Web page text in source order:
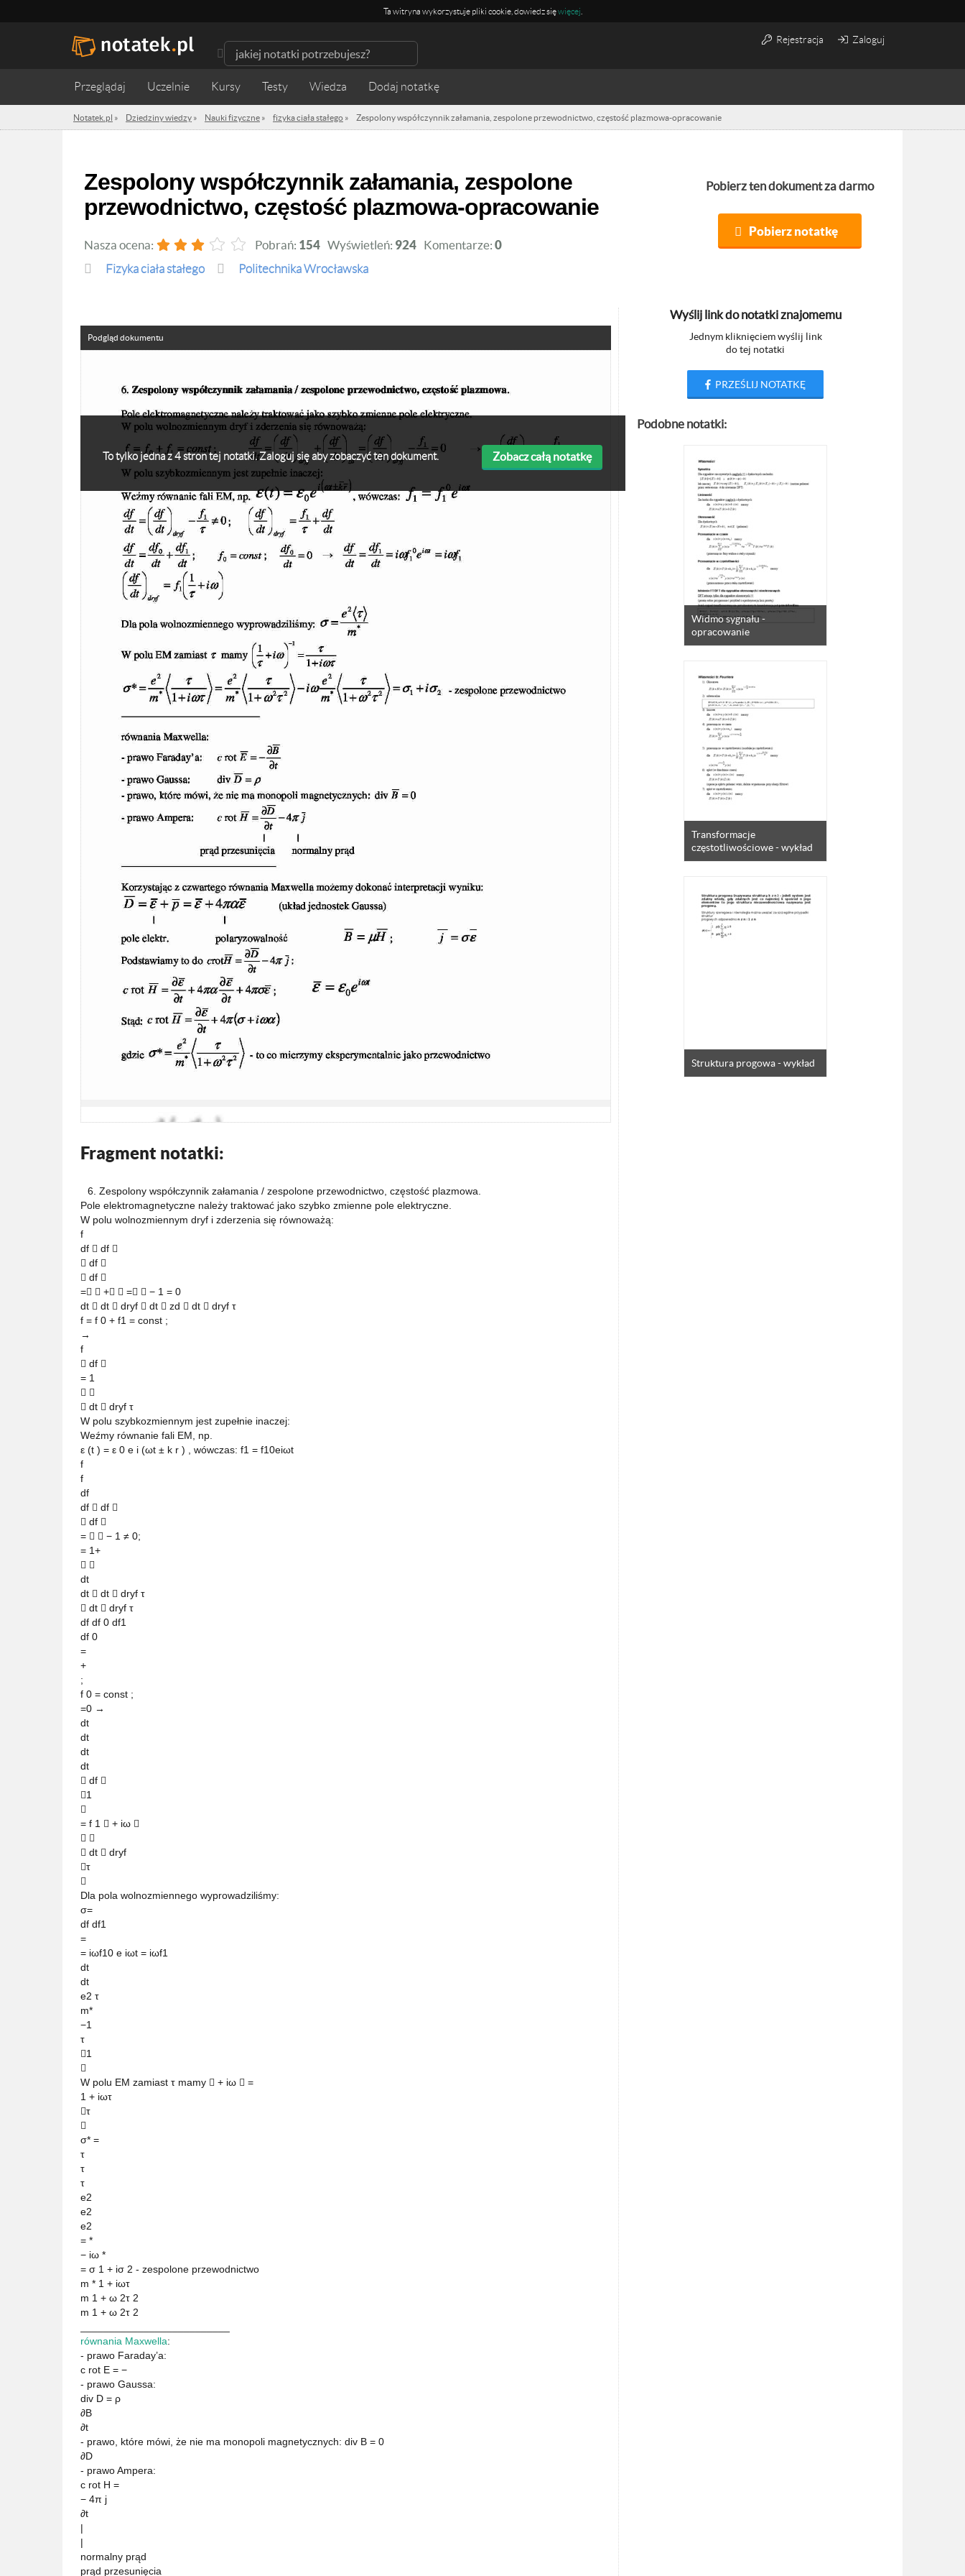
Ta witryna wykorzystuje pliki cookie, dowiedz sięwięcej
Rejestracja Zaloguj
Przeglądaj Uczelnie Kursy Testy Wiedza
Notatek.pl » Dziedziny wiedzy » Nauki fizyczne » fizyka ciała stałego » Zespolony współczynnik załamania, zespolone przewodnictwo, częstość plazmowa-opracowanie
Zespolony współczynnik załamania, zespolone
przewodnictwo, częstość plazmowa-opracowanie
Nasza ocena: Pobrań: 154 Wyświetleń: 924 Komentarze: 0
fizyka ciała stałego Politechnika Wrocławska
Pobierz ten dokument za darmo
Pobierz notatkę
To tylko jedna z 4 stron tej notatki. Zaloguj się aby zobaczyć ten dokument. Zobacz całą notatkę
Podgląd dokumentu
Fragment notatki:
6. Zespolony współczynnik załamania / zespolone przewodnictwo, częstość plazmowa.
Pole elektromagnetyczne należy traktować jako szybko zmienne pole elektryczne.
W polu wolnozmiennym dryf i zderzenia się równoważą:
f
df  df 
 df 
 df 
=  +  =  − 1 = 0
dt  dt  dryf  dt  zd  dt  dryf τ
f = f 0 + f1 = const ;
→
f
 df 
= 1
 
 dt  dryf τ
W polu szybkozmiennym jest zupełnie inaczej:
Weźmy równanie fali EM, np.
ε (t ) = ε 0 e i (ωt ± k r ) , wówczas: f1 = f10eiωt
f
f
df
df  df 
 df 
=   − 1 ≠ 0;
= 1+
 
dt
dt  dt  dryf τ
 dt  dryf τ
df df 0 df1
df 0
=
+
;
f 0 = const ;
=0 →
dt
dt
dt
dt
 df 
1

= f 1  + iω 
 
 dt  dryf
τ

Dla pola wolnozmiennego wyprowadziliśmy:
σ=
df df1
=
= iωf10 e iωt = iωf1
dt
dt
e2 τ
m*
−1
τ
1

W polu EM zamiast τ mamy  + iω  =
1 + iωτ
τ

σ* =
τ
τ
τ
e2
e2
e2
= *
− iω *
= σ 1 + iσ 2 - zespolone przewodnictwo
m * 1 + iωτ
m 1 + ω 2τ 2
m 1 + ω 2τ 2
równania Maxwella:
- prawo Faraday’a:
c rot E = −
- prawo Gaussa:
div D = ρ
∂B
∂t
- prawo, które mówi, że nie ma monopoli magnetycznych: div B = 0
∂D
- prawo Ampera:
c rot H =
− 4π j
∂t
|
|
normalny prąd
prąd przesunięcia
Wyślij link do notatki znajomemu
Jednym kliknięciem wyślij link
do tej notatki
PRZEŚLIJ NOTATKĘ
Podobne notatki:
Widmo sygnału -
opracowanie
Transformacje
częstotliwościowe - wykład
Struktura progowa - wykład